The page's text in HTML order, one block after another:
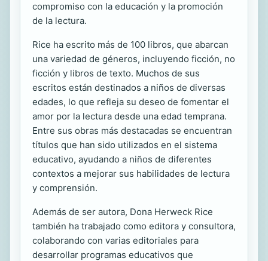
compromiso con la educación y la promoción
de la lectura.
Rice ha escrito más de 100 libros, que abarcan
una variedad de géneros, incluyendo ficción, no
ficción y libros de texto. Muchos de sus
escritos están destinados a niños de diversas
edades, lo que refleja su deseo de fomentar el
amor por la lectura desde una edad temprana.
Entre sus obras más destacadas se encuentran
títulos que han sido utilizados en el sistema
educativo, ayudando a niños de diferentes
contextos a mejorar sus habilidades de lectura
y comprensión.
Además de ser autora, Dona Herweck Rice
también ha trabajado como editora y consultora,
colaborando con varias editoriales para
desarrollar programas educativos que